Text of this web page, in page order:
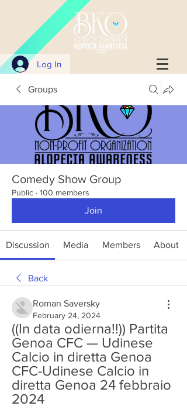
Log In
Groups
Comedy Show Group
Public · 100 members
Join
Discussion Media Members About
Back
Roman Saversky
February 24, 2024
((In data odierna!!)) Partita
Genoa CFC — Udinese
Calcio in diretta Genoa
CFC-Udinese Calcio in
diretta Genoa 24 febbraio
2024